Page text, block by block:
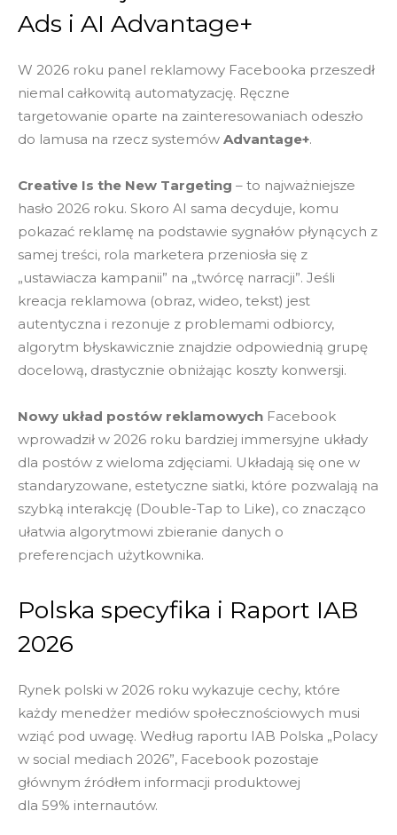
Ads i AI Advantage+
W 2026 roku panel reklamowy Facebooka przeszedł
niemal całkowitą automatyzację. Ręczne
targetowanie oparte na zainteresowaniach odeszło
do lamusa na rzecz systemów Advantage+.
Creative Is the New Targeting – to najważniejsze
hasło 2026 roku. Skoro AI sama decyduje, komu
pokazać reklamę na podstawie sygnałów płynących z
samej treści, rola marketera przeniosła się z
„ustawiacza kampanii” na „twórcę narracji”. Jeśli
kreacja reklamowa (obraz, wideo, tekst) jest
autentyczna i rezonuje z problemami odbiorcy,
algorytm błyskawicznie znajdzie odpowiednią grupę
docelową, drastycznie obniżając koszty konwersji.
Nowy układ postów reklamowych Facebook
wprowadził w 2026 roku bardziej immersyjne układy
dla postów z wieloma zdjęciami. Układają się one w
standaryzowane, estetyczne siatki, które pozwalają na
szybką interakcję (Double-Tap to Like), co znacząco
ułatwia algorytmowi zbieranie danych o
preferencjach użytkownika.
Polska specyfika i Raport IAB
2026
Rynek polski w 2026 roku wykazuje cechy, które
każdy menedżer mediów społecznościowych musi
wziąć pod uwagę. Według raportu IAB Polska „Polacy
w social mediach 2026”, Facebook pozostaje
głównym źródłem informacji produktowej
dla 59% internautów.